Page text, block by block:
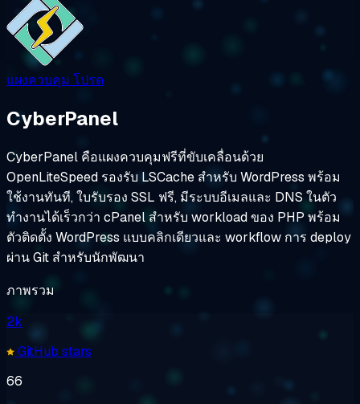
แผงควบคุม โปรด
CyberPanel
CyberPanel คือแผงควบคุมฟรีที่ขับเคลื่อนด้วย
OpenLiteSpeed รองรับ LSCache สำหรับ WordPress พร้อม
ใช้งานทันที, ใบรับรอง SSL ฟรี, มีระบบอีเมลและ DNS ในตัว
ทำงานได้เร็วกว่า cPanel สำหรับ workload ของ PHP พร้อม
ตัวติดตั้ง WordPress แบบคลิกเดียวและ workflow การ deploy
ผ่าน Git สำหรับนักพัฒนา
ภาพรวม
2k
GitHub stars
66